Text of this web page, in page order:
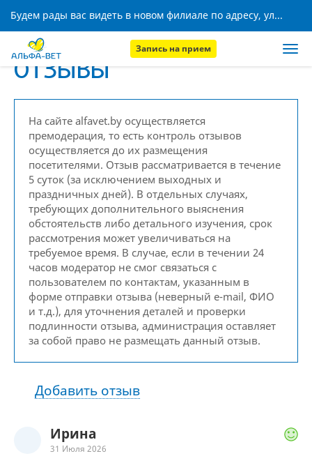
Будем рады вас видеть в новом филиале по адресу, ул. Кижеватова, 8!
Запись на прием
ОТЗЫВЫ
На сайте alfavet.by осуществляется
премодерация, то есть контроль отзывов
осуществляется до их размещения
посетителями. Отзыв рассматривается в течение
5 суток (за исключением выходных и
праздничных дней). В отдельных случаях,
требующих дополнительного выяснения
обстоятельств либо детального изучения, срок
рассмотрения может увеличиваться на
требуемое время. В случае, если в течении 24
часов модератор не смог связаться с
пользователем по контактам, указанным в
форме отправки отзыва (неверный e-mail, ФИО
и т.д.), для уточнения деталей и проверки
подлинности отзыва, администрация оставляет
за собой право не размещать данный отзыв.
Добавить отзыв
Ирина
31 Июля 2026